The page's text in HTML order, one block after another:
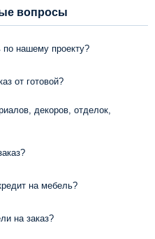
вопросы
по нашему проекту?
от готовой?
декоров, отделок,
на мебель?
на заказ?